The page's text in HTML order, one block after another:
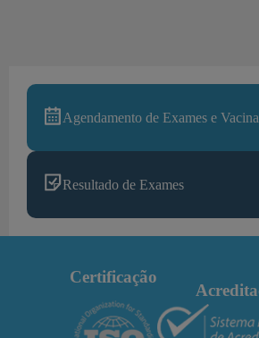
Agendamento de Exames e
Resultado de Exames
Certificação